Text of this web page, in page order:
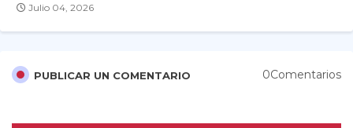
Julio 04, 2026
PUBLICAR UN COMENTARIO 0Comentarios